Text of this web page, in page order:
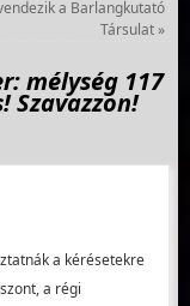
a Barlangkutató
Társulat»
mélység 117
Szavazzon!
a kérésetekre
a régi